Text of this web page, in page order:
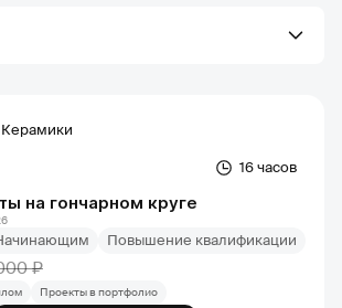
на гончарном круге
16 часов
₽
Проекты в портфолио
Повышение квалификации